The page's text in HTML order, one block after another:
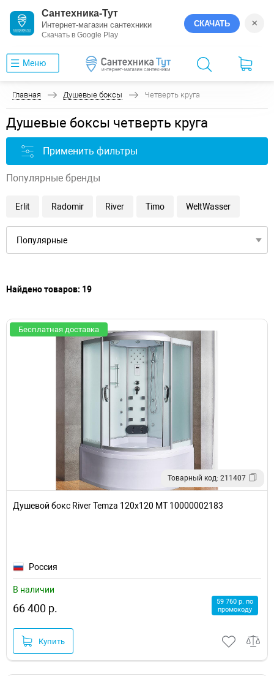
Сантехника-Тут
Интернет-магазин сантехники
Скачать в Google Play
СКАЧАТЬ ×
Меню
Главная Душевые боксы Четверть круга
Душевые боксы четверть круга
Применить фильтры
Популярные бренды
Erlit Radomir River Timo WeltWasser
Найдено товаров: 19
Бесплатная доставка
Товарный код: 211407
Душевой бокс River Temza 120x120 МТ 10000002183
Россия
В наличии
66 400 р.
59 760 р. по
промокоду
Купить